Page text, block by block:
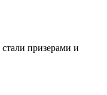
призерами и